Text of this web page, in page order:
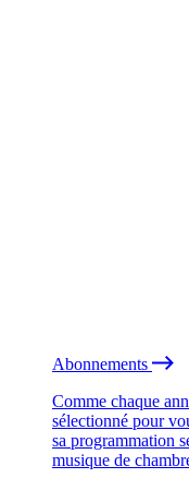
Abonnements
Comme chaque
sélectionné pour
sa programmation
musique de